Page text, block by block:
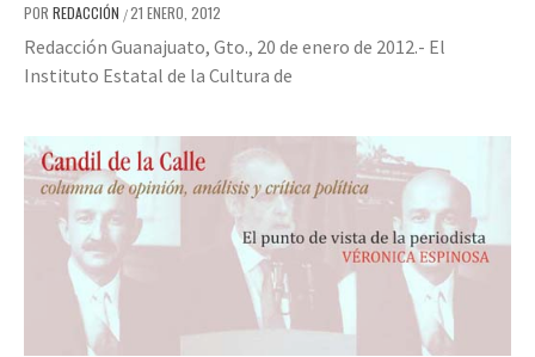
POR REDACCIÓN /21 ENERO, 2012
Redacción Guanajuato, Gto., 20 de enero de 2012.- El
Instituto Estatal de la Cultura de